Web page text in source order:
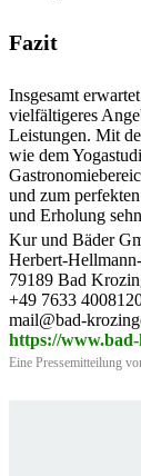
Fazit
Insgesamt
vielfältigeres
Leistungen. Mit
wie dem
und zum
und Erholung
Kur und Bäder
Herbert-
79189 Bad
+49 7633
mail@bad-
https://
Eine Pressemitteilung